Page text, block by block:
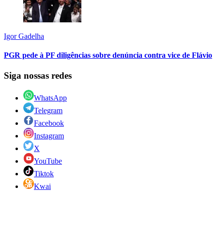
Igor Gadelha
PGR pede à PF diligências sobre denúncia contra vice de Flávio
Siga nossas redes
WhatsApp
Telegram
Facebook
Instagram
X
YouTube
Tiktok
Kwai